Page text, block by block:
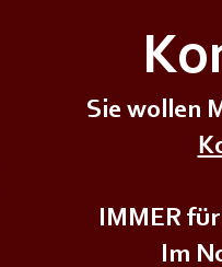
+++𝗘𝗥𝗦𝗧𝗘 -
Sie wollen
IMMER
Im